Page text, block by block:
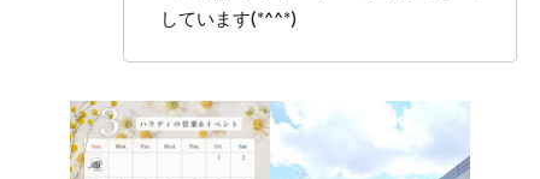
しています(*^^*)